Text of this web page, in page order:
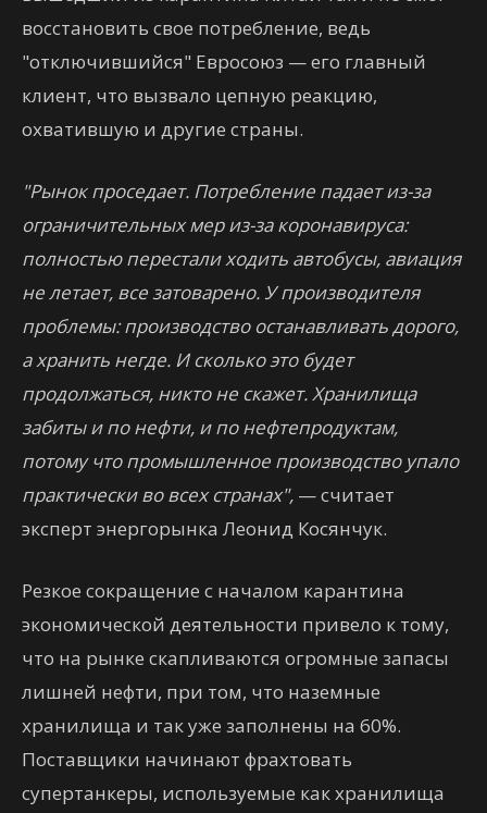
восстановить свое потребление, ведь
"отключившийся" Евросоюз — его главный
клиент, что вызвало цепную реакцию,
охватившую и другие страны.
"Рынок проседает. Потребление падает из-за
ограничительных мер из-за коронавируса:
полностью перестали ходить автобусы, авиация
не летает, все затоварено. У производителя
проблемы: производство останавливать дорого,
а хранить негде. И сколько это будет
продолжаться, никто не скажет. Хранилища
забиты и по нефти, и по нефтепродуктам,
потому что промышленное производство упало
практически во всех странах", — считает
эксперт энергорынка Леонид Косянчук.
Резкое сокращение с началом карантина
экономической деятельности привело к тому,
что на рынке скапливаются огромные запасы
лишней нефти, при том, что наземные
хранилища и так уже заполнены на 60%.
Поставщики начинают фрахтовать
супертанкеры, используемые как хранилища